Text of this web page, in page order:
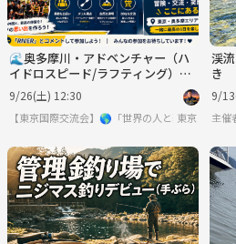
🌊奥多摩川・アドベンチャー（ハ
イドロスピード/ラフティング）｜
初心者大歓迎・日帰りBBQ付き 🚣‍♂️
🔥
9/26(土) 12:30
【東京国際交流会】🌎「世界の人と繋りたい
東京
渓
き
9/
主催